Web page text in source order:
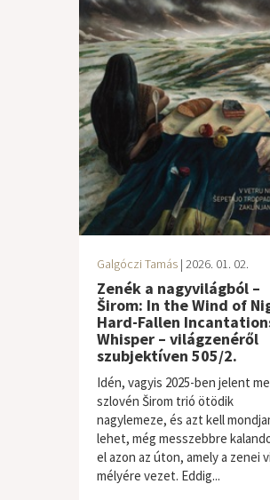
Galgóczi Tamás | 2026. 01. 02.
Zenék a nagyvilágból –
Širom: In the Wind of
Hard-Fallen
Whisper – világzenéről
szubjektíven 505/2.
Idén, vagyis 2025-ben jelent
szlovén Širom trió ötödik
nagylemeze, és azt kell
lehet, még messzebbre
el azon az úton, amely a zenei
mélyére vezet. Eddig...
világzene / folk